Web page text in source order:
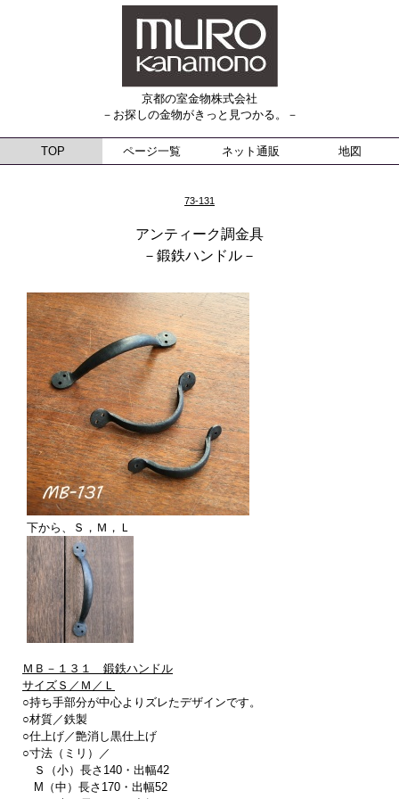
京都の室金物株式会社
－お探しの金物がきっと見つかる。－
TOP ページ一覧 ネット通販 地図
73-131
アンティーク調金具
－鍛鉄ハンドル－
下から、Ｓ，Ｍ，Ｌ
ＭＢ－１３１ 鍛鉄ハンドル
サイズＳ／Ｍ／Ｌ
○持ち手部分が中心よりズレたデザインです。
○材質／鉄製
○仕上げ／艶消し黒仕上げ
○寸法（ミリ）／
Ｓ（小）長さ140・出幅42
M（中）長さ170・出幅52